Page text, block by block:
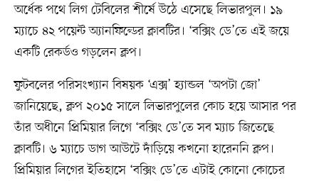
অর্ধেক পথে লিগ টেবিলের শীর্ষে উঠে এসেছে লিভারপুল। ১৯
ম্যাচে ৪২ পয়েন্ট অ্যানফিল্ডের ক্লাবটির। ‘বক্সিং ডে’তে এই জয়ে
একটি রেকর্ডও গড়লেন ক্লপ।
ফুটবলের পরিসংখ্যান বিষয়ক ‘এক্স’ হ্যান্ডল ‘অপটা জো’
জানিয়েছে, ক্লপ ২০১৫ সালে লিভারপুলের কোচ হয়ে আসার পর
তাঁর অধীনে প্রিমিয়ার লিগে ‘বক্সিং ডে’তে সব ম্যাচ জিতেছে
ক্লাবটি। ৬ ম্যাচে ডাগ আউটে দাঁড়িয়ে কখনো হারেননি ক্লপ।
প্রিমিয়ার লিগের ইতিহাসে ‘বক্সিং ডে’তে এটাই কোনো কোচের